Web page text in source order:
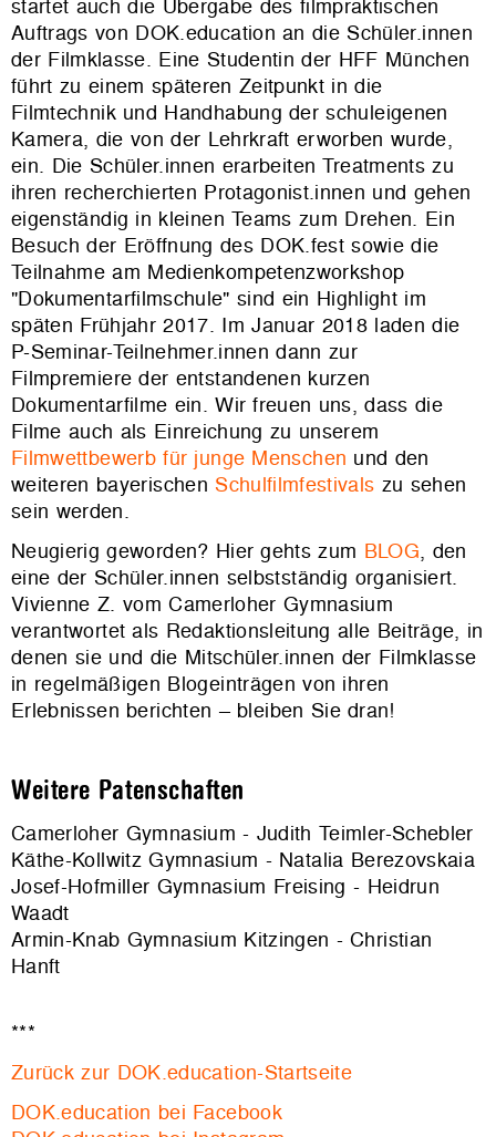
startet auch die Übergabe des filmpraktischen
Auftrags von DOK.education an die Schüler.innen
der Filmklasse. Eine Studentin der HFF München
führt zu einem späteren Zeitpunkt in die
Filmtechnik und Handhabung der schuleigenen
Kamera, die von der Lehrkraft erworben wurde,
ein. Die Schüler.innen erarbeiten Treatments zu
ihren recherchierten Protagonist.innen und gehen
eigenständig in kleinen Teams zum Drehen. Ein
Besuch der Eröffnung des DOK.fest sowie die
Teilnahme am Medienkompetenzworkshop
"Dokumentarfilmschule" sind ein Highlight im
späten Frühjahr 2017. Im Januar 2018 laden die
P-Seminar-Teilnehmer.innen dann zur
Filmpremiere der entstandenen kurzen
Dokumentarfilme ein. Wir freuen uns, dass die
Filme auch als Einreichung zu unserem
Filmwettbewerb für junge Menschen und den
weiteren bayerischen Schulfilmfestivals zu sehen
sein werden.
Neugierig geworden? Hier gehts zum BLOG, den
eine der Schüler.innen selbstständig organisiert.
Vivienne Z. vom Camerloher Gymnasium
verantwortet als Redaktionsleitung alle Beiträge, in
denen sie und die Mitschüler.innen der Filmklasse
in regelmäßigen Blogeinträgen von ihren
Erlebnissen berichten–bleiben Sie dran!
Weitere Patenschaften
Camerloher Gymnasium - Judith Teimler-Schebler
Käthe-Kollwitz Gymnasium - Natalia Berezovskaia
Josef-Hofmiller Gymnasium Freising - Heidrun
Waadt
Armin-Knab Gymnasium Kitzingen - Christian
Hanft
***
Zurück zur DOK.education-Startseite
DOK.education bei Facebook